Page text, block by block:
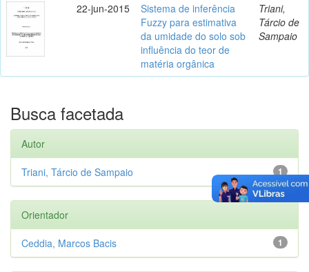
22-jun-2015
Sistema de inferência
Fuzzy para estimativa
da umidade do solo sob
influência do teor de
matéria orgânica
Triani,
Tárcio de
Sampaio
Busca facetada
Autor
1
Triani, Tárcio de Sampaio
Orientador
1
Ceddia, Marcos Bacis